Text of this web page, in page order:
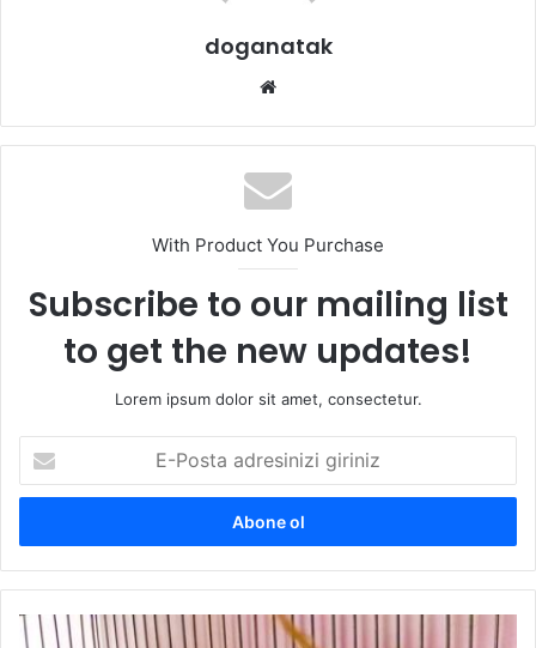
doganatak
With Product You Purchase
Subscribe to our mailing list
to get the new updates!
Lorem ipsum dolor sit amet, consectetur.
Posta
adresinizi